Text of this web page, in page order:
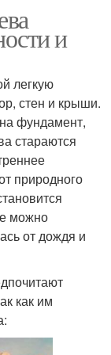
и
легкую
стен и крыши.
фундамент,
стараются
природного
можно
от дождя и
как им